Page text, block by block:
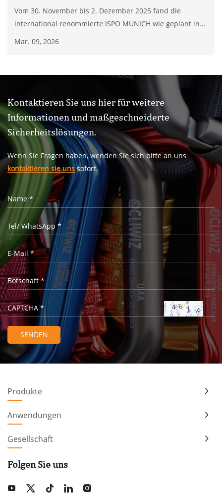
demonstriert damit sein Engagement für den
europäischen Outdoor-Ausrüstungsmarkt.
Vom 30. November bis 2. Dezember 2025 fand die
international renommierte ISPO MUNICH wie geplant in
Branche
Mar. 09, 2026
Kontaktieren Sie uns hier für weitere
Informationen und maßgeschneiderte
Sicherheitslösungen.
Wenn Sie Fragen haben, wenden Sie sich bitte an uns
kontaktieren sie unssofort.
Folgen Sie uns
Produkte
Anwendungen
Gesellschaft